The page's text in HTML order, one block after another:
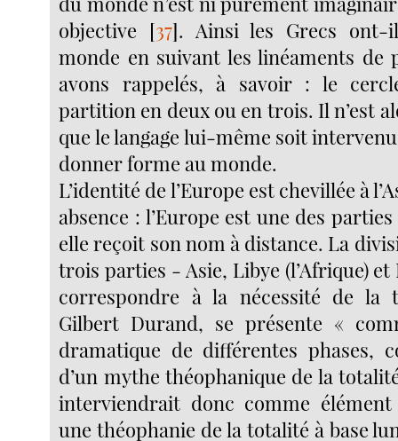
objective [37]. Ainsi les Grecs ont-
monde en suivant les linéaments de
avons rappelés, à savoir : le
partition en deux ou en trois. Il n’est
que le langage lui-même soit
donner forme au monde.
L’identité de l’Europe est chevillée à
absence : l’Europe est une des
elle reçoit son nom à distance. La
trois parties - Asie, Libye (l’Afrique)
correspondre à la nécessité de la
Gilbert Durand, se présente «
dramatique de différentes phases,
d’un mythe théophanique de la
interviendrait donc comme élément
une théophanie de la totalité à base